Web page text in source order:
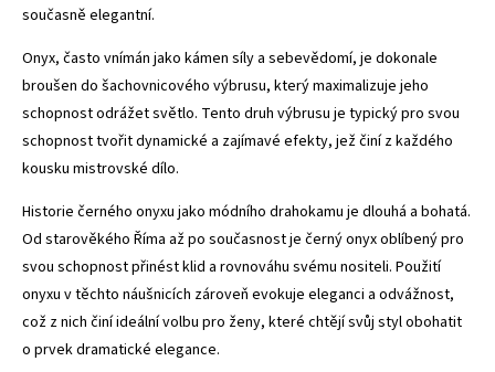
současně elegantní.
Onyx, často vnímán jako kámen síly a sebevědomí, je dokonale
broušen do šachovnicového výbrusu, který maximalizuje jeho
schopnost odrážet světlo. Tento druh výbrusu je typický pro svou
schopnost tvořit dynamické a zajímavé efekty, jež činí z každého
kousku mistrovské dílo.
Historie černého onyxu jako módního drahokamu je dlouhá a bohatá.
Od starověkého Říma až po současnost je černý onyx oblíbený pro
svou schopnost přinést klid a rovnováhu svému nositeli. Použití
onyxu v těchto náušnicích zároveň evokuje eleganci a odvážnost,
což z nich činí ideální volbu pro ženy, které chtějí svůj styl obohatit
o prvek dramatické elegance.